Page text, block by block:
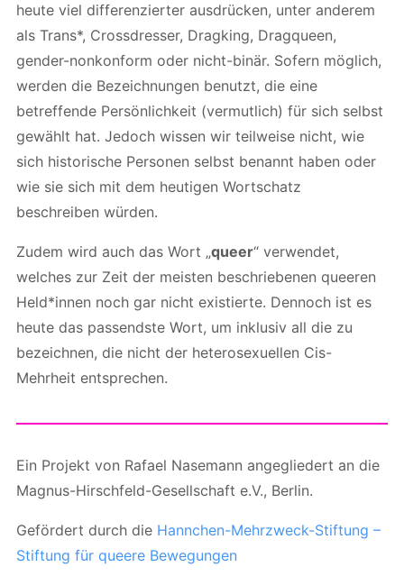
heute viel differenzierter ausdrücken, unter anderem
als Trans*, Crossdresser, Dragking, Dragqueen,
gender-nonkonform oder nicht-binär. Sofern möglich,
werden die Bezeichnungen benutzt, die eine
betreffende Persönlichkeit (vermutlich) für sich selbst
gewählt hat. Jedoch wissen wir teilweise nicht, wie
sich historische Personen selbst benannt haben oder
wie sie sich mit dem heutigen Wortschatz
beschreiben würden.
Zudem wird auch das Wort „queer“ verwendet,
welches zur Zeit der meisten beschriebenen queeren
Held*innen noch gar nicht existierte. Dennoch ist es
heute das passendste Wort, um inklusiv all die zu
bezeichnen, die nicht der heterosexuellen Cis-
Mehrheit entsprechen.
Ein Projekt von Rafael Nasemann angegliedert an die
Magnus-Hirschfeld-Gesellschaft e.V., Berlin.
Gefördert durch die Hannchen-Mehrzweck-Stiftung –
Stiftung für queere Bewegungen